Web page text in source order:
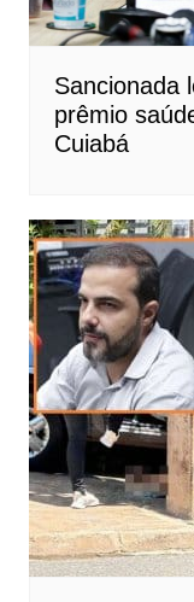
Sancionada
prêmio
Cuiabá